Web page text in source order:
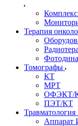
Терапия
Томографы
КТ
МРТ
ОФЭКТ/
ПЭТ/КТ
Травматология
Аппарат